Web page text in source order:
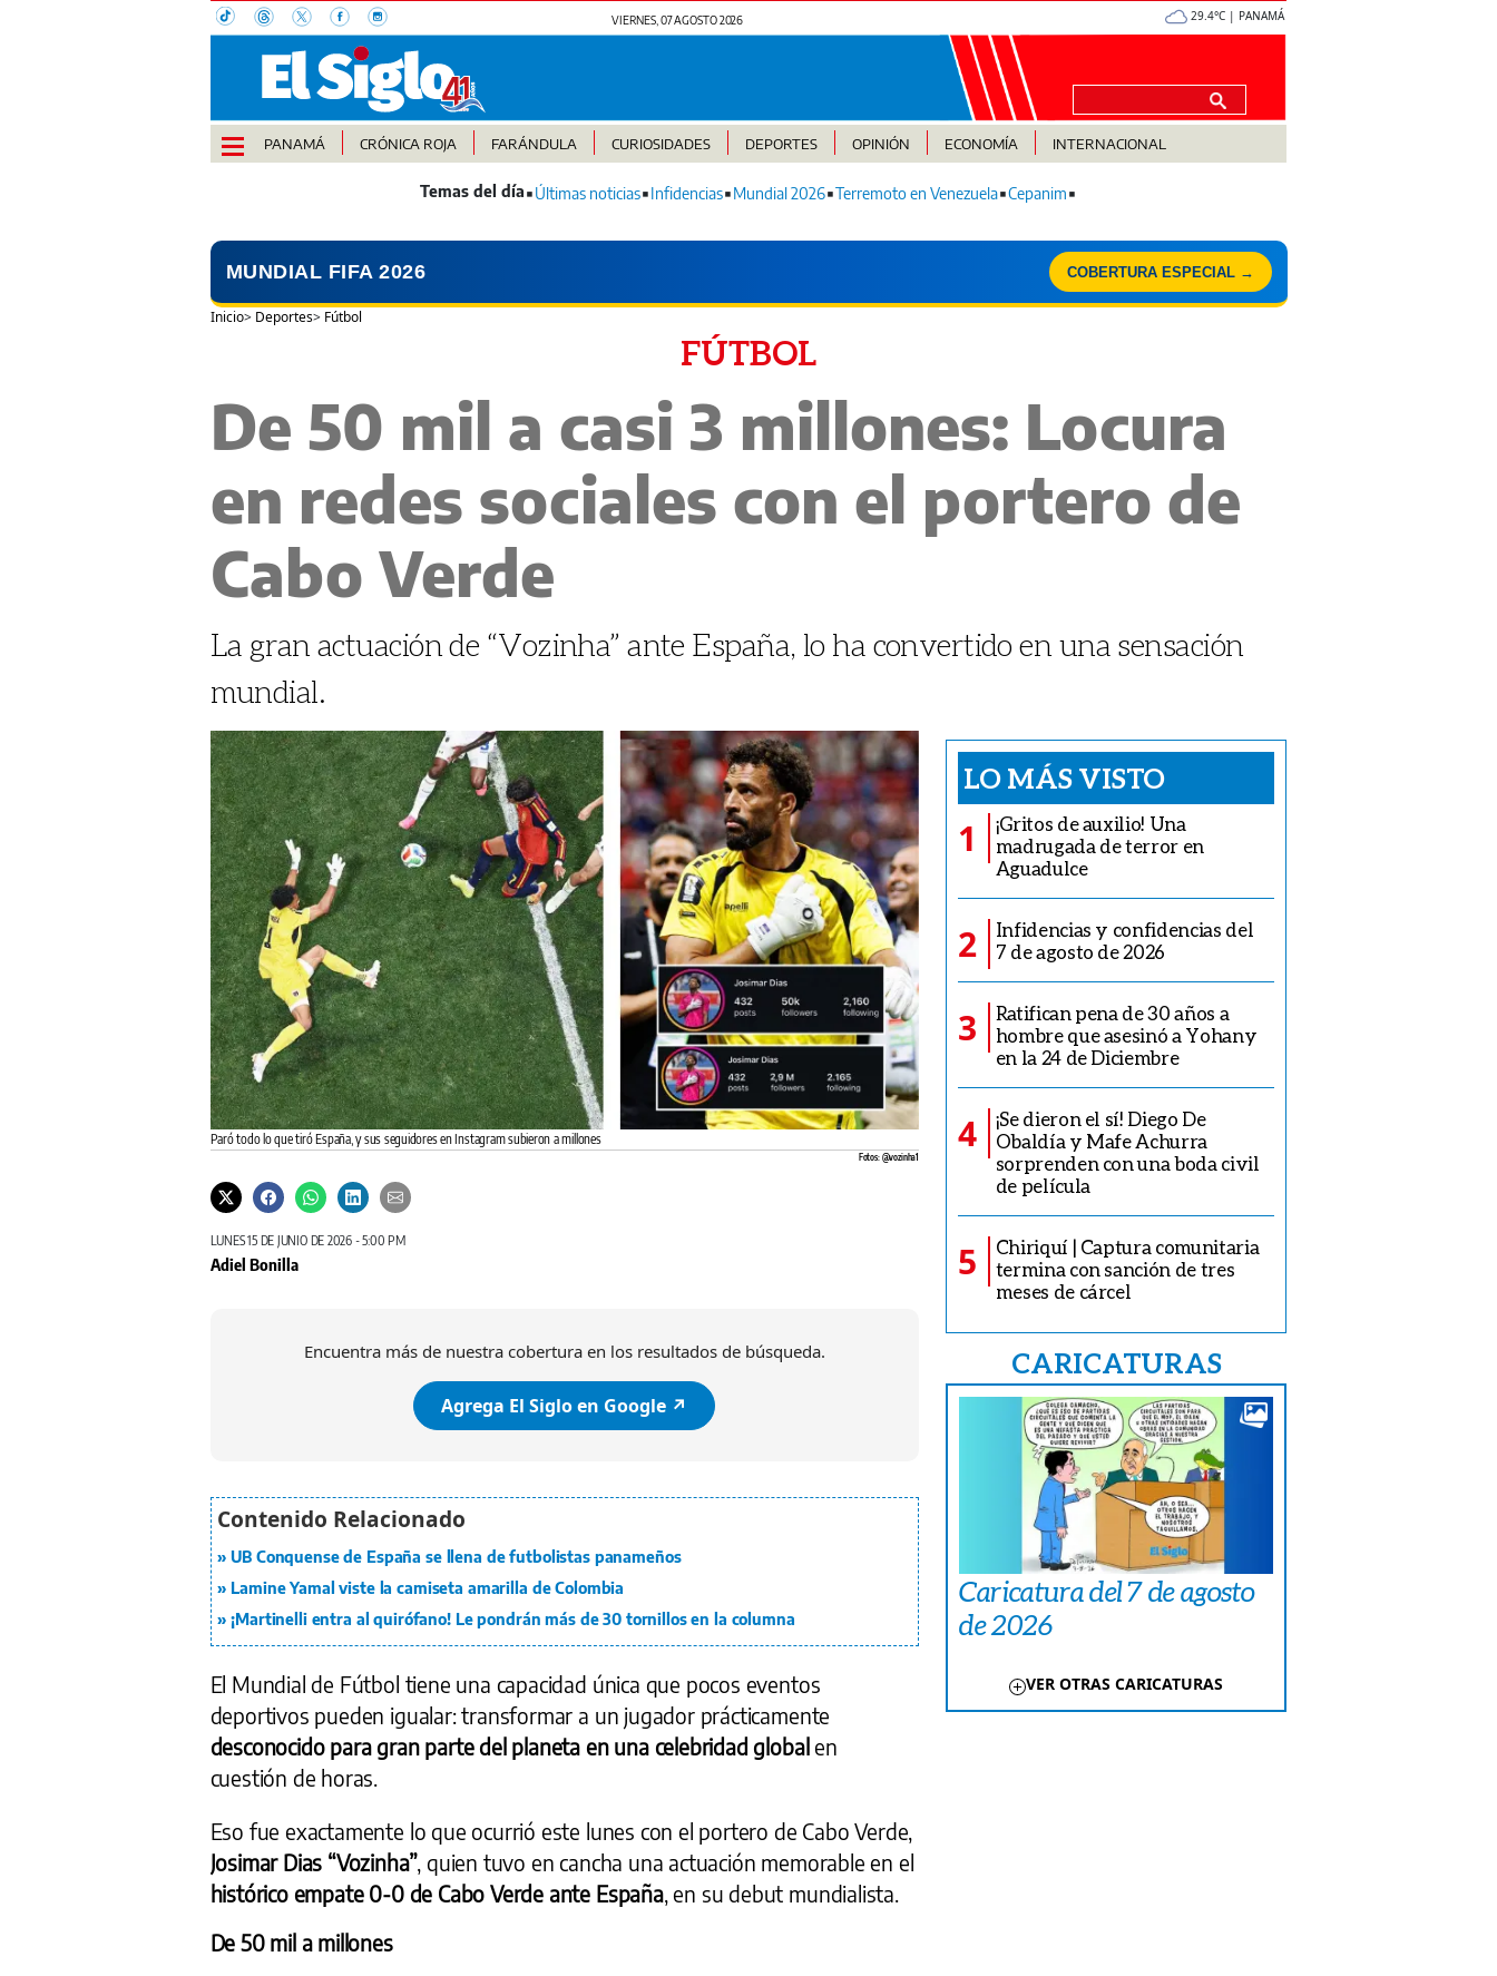
VIERNES, 07 AGOSTO 2026 29.4°C | PANAMÁ
PANAMÁ CRÓNICA ROJA FARÁNDULA CURIOSIDADES DEPORTES OPINIÓN ECONOMÍA INTERNACIONAL
Últimas noticias Infidencias Mundial 2026 Terremoto en Venezuela Cepanim
MUNDIAL FIFA 2026 COBERTURA ESPECIAL →
Inicio> Deportes> Fútbol
FÚTBOL
De 50 mil a casi 3 millones: Locura
en redes sociales con el portero de
Cabo Verde
La gran actuación de “Vozinha” ante España, lo ha convertido en una sensación
mundial.
Paró todo lo que tiró España, y sus seguidores en Instagram subieron a millones
Fotos: @vozinha1
LUNES 15 DE JUNIO DE 2026 - 5:00 PM
Adiel Bonilla
Encuentra más de nuestra cobertura en los resultados de búsqueda.
Agrega El Siglo en Google ↗️
UB Conquense de España se llena de futbolistas panameños
Lamine Yamal viste la camiseta amarilla de Colombia
¡Martinelli entra al quirófano! Le pondrán más de 30 tornillos en la columna
El Mundial de Fútbol tiene una capacidad única que pocos eventos
deportivos pueden igualar: transformar a un jugador prácticamente
desconocido para gran parte del planeta en una celebridad globalen
cuestión de horas.
Eso fue exactamente lo que ocurrió este lunes con el portero de Cabo Verde,
Josimar Dias “Vozinha”, quien tuvo en cancha una actuación memorable en el
histórico empate 0-0 de Cabo Verde ante España, en su debut mundialista.
De 50 mil a millones
LO MÁS VISTO
1
¡Gritos de auxilio! Una
madrugada de terror en
Aguadulce
2
Infidencias y confidencias del
7 de agosto de 2026
3
Ratifican pena de 30 años a
hombre que asesinó a Yohany
en la 24 de Diciembre
4
¡Se dieron el sí! Diego De
Obaldía y Mafe Achurra
sorprenden con una boda civil
de película
5
Chiriquí | Captura comunitaria
termina con sanción de tres
meses de cárcel
CARICATURAS
Caricatura del 7 de agosto
de 2026
VER OTRAS CARICATURAS